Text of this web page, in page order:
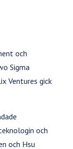
och
Sigma
Ventures gick
och
och Hsu